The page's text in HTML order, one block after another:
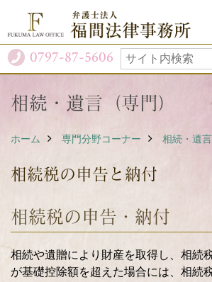
0797-87-5606
相続・遺言（専門）
ホーム 専門分野コーナー 相続・遺言
相続税の申告と納付
相続税の申告・納付
相続や遺贈により財産を取得し、相続
が基礎控除額を超えた場合には、相続